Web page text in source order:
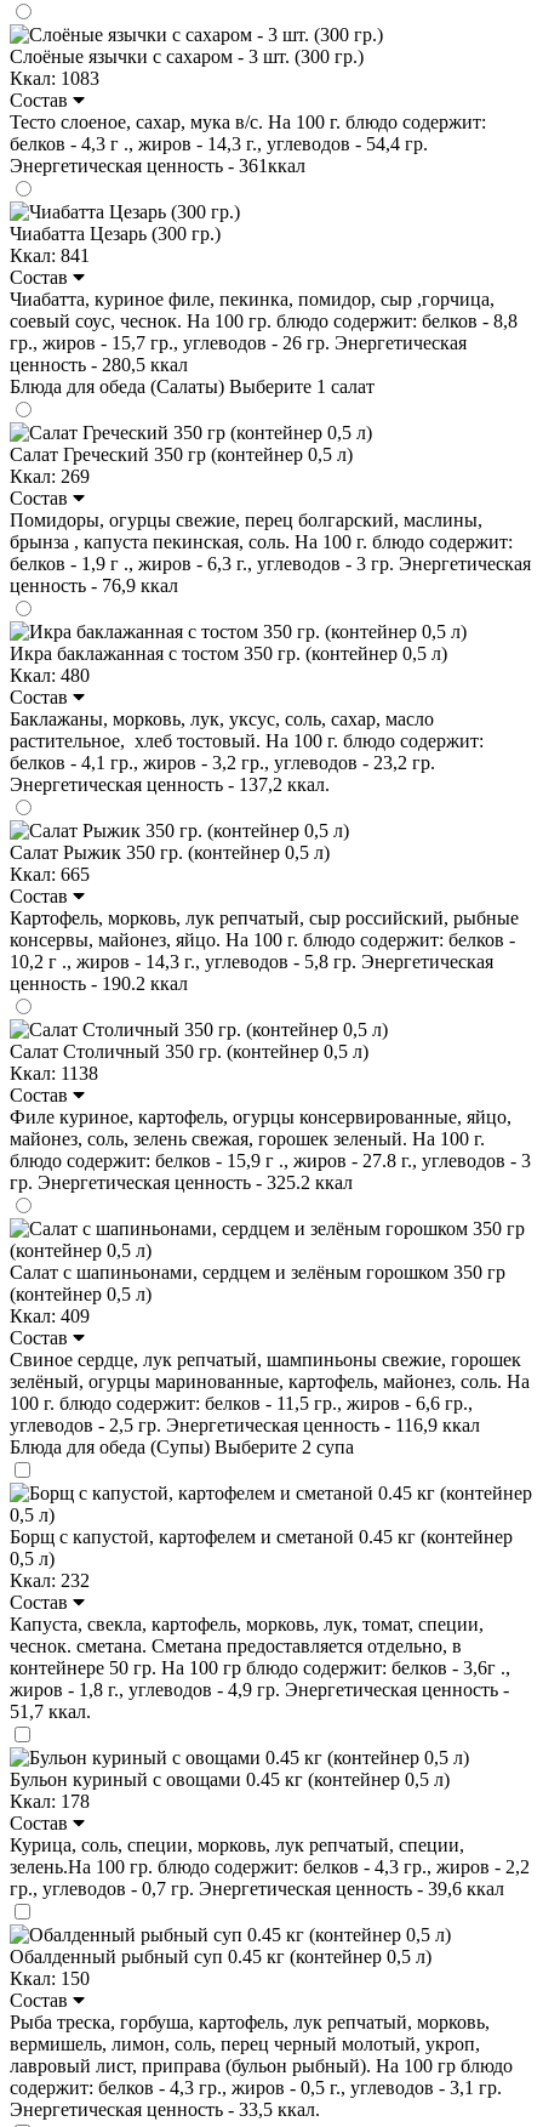
Слоёные язычки с сахаром - 3 шт. (300 гр.)
Ккал: 1083
Состав
Тесто слоеное, сахар, мука в/с. На 100 г. блюдо содержит:
белков - 4,3 г ., жиров - 14,3 г., углеводов - 54,4 гр.
Энергетическая ценность - 361ккал
Чиабатта Цезарь (300 гр.)
Ккал: 841
Состав
Чиабатта, куриное филе, пекинка, помидор, сыр ,горчица,
соевый соус, чеснок. На 100 гр. блюдо содержит: белков - 8,8
гр., жиров - 15,7 гр., углеводов - 26 гр. Энергетическая
ценность - 280,5 ккал
Блюда для обеда (Салаты) Выберите 1 салат
Салат Греческий 350 гр (контейнер 0,5 л)
Ккал: 269
Состав
Помидоры, огурцы свежие, перец болгарский, маслины,
брынза , капуста пекинская, соль. На 100 г. блюдо содержит:
белков - 1,9 г ., жиров - 6,3 г., углеводов - 3 гр. Энергетическая
ценность - 76,9 ккал
Икра баклажанная с тостом 350 гр. (контейнер 0,5 л)
Ккал: 480
Состав
Баклажаны, морковь, лук, уксус, соль, сахар, масло
растительное, хлеб тостовый. На 100 г. блюдо содержит:
белков - 4,1 гр., жиров - 3,2 гр., углеводов - 23,2 гр.
Энергетическая ценность - 137,2 ккал.
Салат Рыжик 350 гр. (контейнер 0,5 л)
Ккал: 665
Состав
Картофель, морковь, лук репчатый, сыр российский, рыбные
консервы, майонез, яйцо. На 100 г. блюдо содержит: белков -
10,2 г ., жиров - 14,3 г., углеводов - 5,8 гр. Энергетическая
ценность - 190.2 ккал
Салат Столичный 350 гр. (контейнер 0,5 л)
Ккал: 1138
Состав
Филе куриное, картофель, огурцы консервированные, яйцо,
майонез, соль, зелень свежая, горошек зеленый. На 100 г.
блюдо содержит: белков - 15,9 г ., жиров - 27.8 г., углеводов - 3
гр. Энергетическая ценность - 325.2 ккал
Салат с шапиньонами, сердцем и зелёным горошком 350 гр
(контейнер 0,5 л)
Ккал: 409
Состав
Свиное сердце, лук репчатый, шампиньоны свежие, горошек
зелёный, огурцы маринованные, картофель, майонез, соль. На
100 г. блюдо содержит: белков - 11,5 гр., жиров - 6,6 гр.,
углеводов - 2,5 гр. Энергетическая ценность - 116,9 ккал
Блюда для обеда (Супы) Выберите 2 супа
Борщ с капустой, картофелем и сметаной 0.45 кг (контейнер
0,5 л)
Ккал: 232
Состав
Капуста, свекла, картофель, морковь, лук, томат, специи,
чеснок. сметана. Сметана предоставляется отдельно, в
контейнере 50 гр. На 100 гр блюдо содержит: белков - 3,6г .,
жиров - 1,8 г., углеводов - 4,9 гр. Энергетическая ценность -
51,7 ккал.
Бульон куриный с овощами 0.45 кг (контейнер 0,5 л)
Ккал: 178
Состав
Курица, соль, специи, морковь, лук репчатый, специи,
зелень.На 100 гр. блюдо содержит: белков - 4,3 гр., жиров - 2,2
гр., углеводов - 0,7 гр. Энергетическая ценность - 39,6 ккал
Обалденный рыбный суп 0.45 кг (контейнер 0,5 л)
Ккал: 150
Состав
Рыба треска, горбуша, картофель, лук репчатый, морковь,
вермишель, лимон, соль, перец черный молотый, укроп,
лавровый лист, приправа (бульон рыбный). На 100 гр блюдо
содержит: белков - 4,3 гр., жиров - 0,5 г., углеводов - 3,1 гр.
Энергетическая ценность - 33,5 ккал.